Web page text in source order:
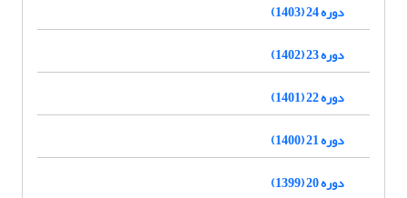
دوره 24 (1403)
دوره 23 (1402)
دوره 22 (1401)
دوره 21 (1400)
دوره 20 (1399)